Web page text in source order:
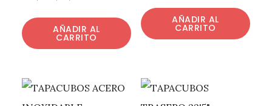
AÑADIR AL
CARRITO
AÑADIR AL
CARRITO